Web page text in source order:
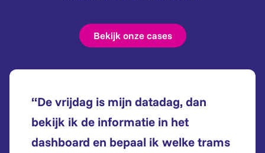
Bekijk onze cases
“De vrijdag is mijn datadag, dan
bekijk ik de informatie in het
dashboard en bepaal ik welke trams